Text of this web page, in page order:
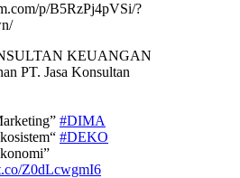
p/B5RzPj4pVSi/?
KEUANGAN
PT. Jasa Konsultan
#DIMA
#DEKO
Z0dLcwgmI6